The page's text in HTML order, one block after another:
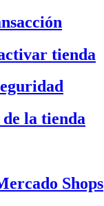
tienda
la tienda
Shops